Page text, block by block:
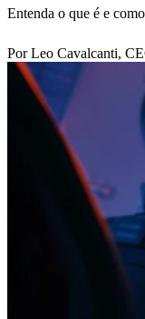
Entenda o que é e
Por Leo Cavalcanti,